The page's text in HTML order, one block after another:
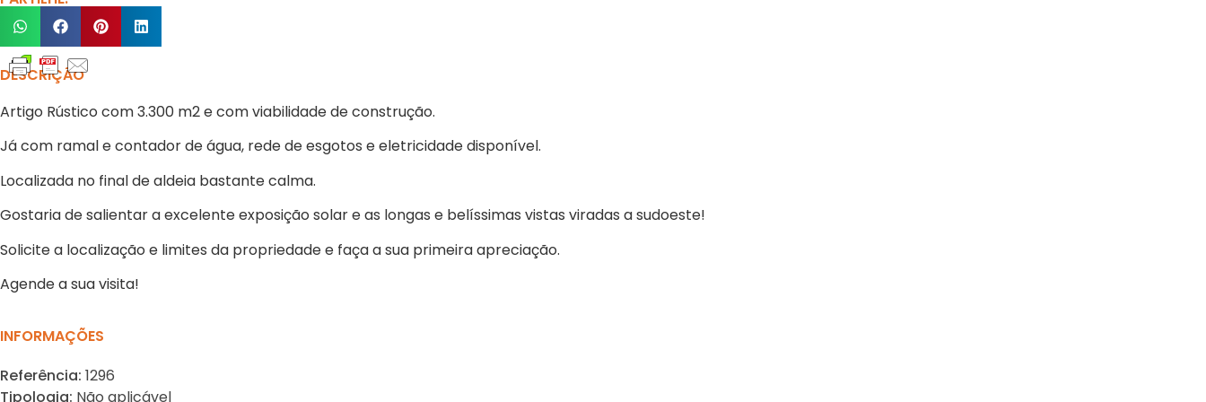
DESCRIÇÃO
Artigo Rústico com 3.300 m2 e com viabilidade de construção.
Já com ramal e contador de água, rede de esgotos e eletricidade disponível.
Localizada no final de aldeia bastante calma.
Gostaria de salientar a excelente exposição solar e as longas e belíssimas vistas viradas a sudoeste!
Solicite a localização e limites da propriedade e faça a sua primeira apreciação.
Agende a sua visita!
INFORMAÇÕES
Referência: 1296
Tipologia: Não aplicável